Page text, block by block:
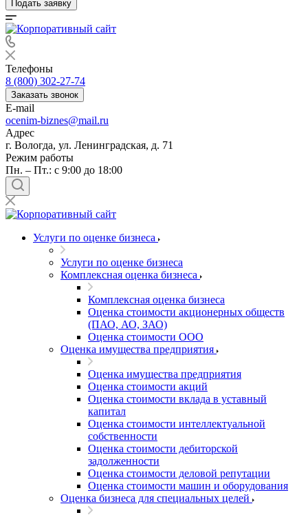
Подать заявку
Телефоны
8 (800) 302-27-74
Заказать звонок
E-mail
ocenim-biznes@mail.ru
Адрес
г. Вологда, ул. Ленинградская, д. 71
Режим работы
Пн. – Пт.: с 9:00 до 18:00
Услуги по оценке бизнеса
Услуги по оценке бизнеса
Комплексная оценка бизнеса
Комплексная оценка бизнеса
Оценка стоимости акционерных обществ
(ПАО, АО, ЗАО)
Оценка стоимости ООО
Оценка имущества предприятия
Оценка имущества предприятия
Оценка стоимости акций
Оценка стоимости вклада в уставный
капитал
Оценка стоимости интеллектуальной
собственности
Оценка стоимости дебиторской
задолженности
Оценка стоимости деловой репутации
Оценка стоимости машин и оборудования
Оценка бизнеса для специальных целей
Азов
Аксай
Алушта
Альметьевск
Анапа
Ангарск
Анжеро-Судженск
Апатиты
Апрелевка
Арамиль
Арзамас
Архангельск
Асбест
Асино
Астрахань